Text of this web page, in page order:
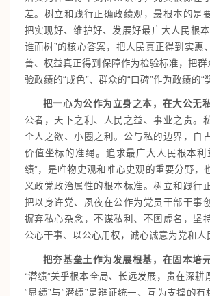
差。树立和践行正确政绩观，最根本的是
把实现好、维护好、发展好最广大人民根
谁而树”的核心答案，把人民真正得到实惠
善、权益真正得到保障作为检验标准，把群
验政绩的“成色”、群众的“口碑”作为政绩的“
把一心为公作为立身之本，在大公无
公者，天下之利、人民之益、事业之责。
个人之欲、小圈之利。公与私的边界，自
价值坐标的准绳。追求最广大人民根本利
绩”，是唯物史观和唯心史观的重要分野，
义政党政治属性的根本标准。树立和践行
把以身许党、夙夜在公作为党员干部干事
摒弃私心杂念，不谋私利、不图虚名，坚
公心干事、以公心用权，诚心诚意为党和人
把夯基垒土作为发展根基，在固本培
“潜绩”关乎根本全局、长远发展，贵在深耕
“显绩”与“潜绩”是辩证统一、互为支撑的有